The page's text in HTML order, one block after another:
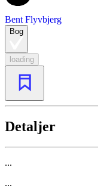
Bent Flyvbjerg
Bog
loading
Detaljer
...
...